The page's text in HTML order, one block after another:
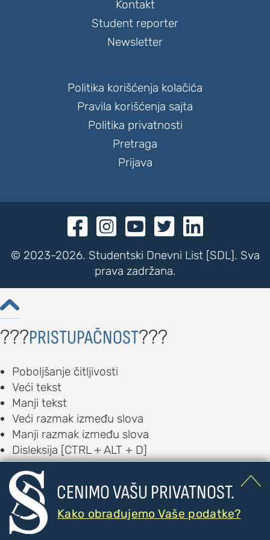
Kontakt
Student reporter
Newsletter
Politika korišćenja kolačića
Pravila korišćenja sajta
Politika privatnosti
Pretraga
Prijava
    
© 2023-2026. Studentski Dnevni List [SDL]. Sva
prava zadržana.

CENIMO VAŠU PRIVATNOST.
Kako obrađujemo Vaše podatke?

???PRISTUPAČNOST???
Poboljšanje čitljivosti
Veći tekst
Manji tekst
Veći razmak između slova
Manji razmak između slova
Disleksija [CTRL + ALT + D]
Boje i kontrast
Inverzne boje
Monohromatski prikaz
Vizuelna pomagala
Akcentovani linkovi [CTRL + ALT + U]